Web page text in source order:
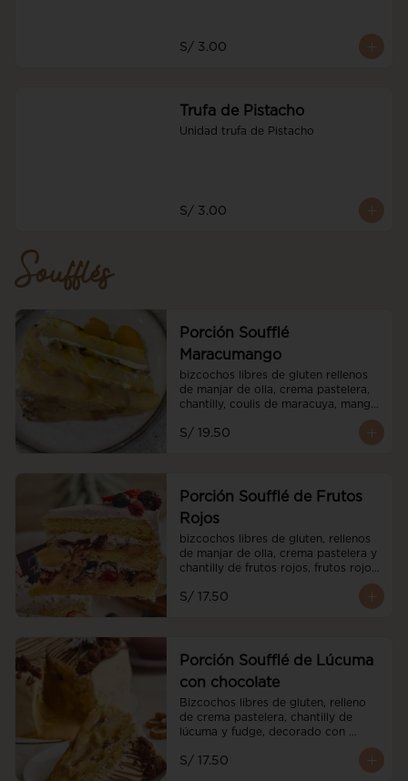
S/ 3.00
Trufa de Pistacho
Unidad trufa de Pistacho
S/ 3.00
Soufflés
Porción Soufflé
Maracumango
bizcochos libres de gluten rellenos
de manjar de olla, crema pastelera,
chantilly, coulis de maracuya, mango
S/ 19.50
Porción Soufflé de Frutos
Rojos
bizcochos libres de gluten, rellenos
de manjar de olla, crema pastelera y
chantilly de frutos rojos, frutos rojos
frutos rojos.
S/ 17.50
Porción Soufflé de Lúcuma
con chocolate
Bizcochos libres de gluten, relleno
de crema pastelera, chantilly de
lúcuma y fudge, decorado con
S/ 17.50